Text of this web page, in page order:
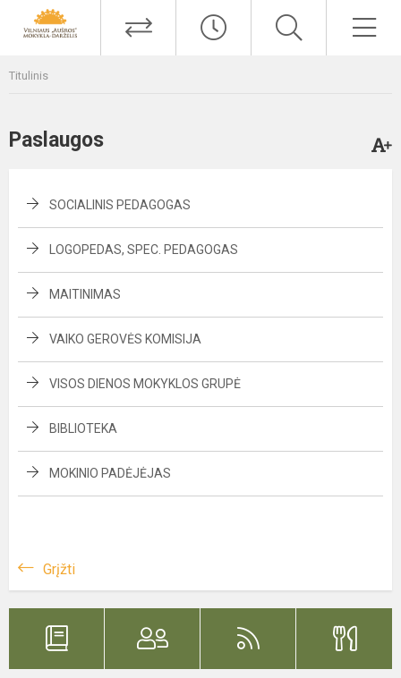
Titulinis
Paslaugos
SOCIALINIS PEDAGOGAS
LOGOPEDAS, SPEC. PEDAGOGAS
MAITINIMAS
VAIKO GEROVĖS KOMISIJA
VISOS DIENOS MOKYKLOS GRUPĖ
BIBLIOTEKA
MOKINIO PADĖJĖJAS
Grįžti